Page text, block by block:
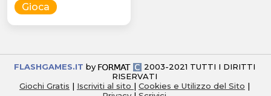
Gioca
FLASHGAMES.IT by
2003-2021 TUTTI I DIRITTI
RISERVATI
Giochi Gratis | Iscriviti al sito | Cookies e Utilizzo del Sito |